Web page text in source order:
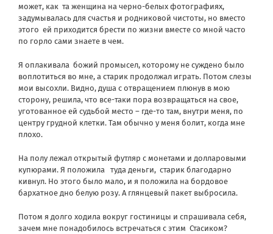
может, как та женщина на черно-белых фотографиях,
задумывалась для счастья и родниковой чистоты, но вместо
этого ей приходится брести по жизни вместе со мной часто
по горло сами знаете в чем.
Я оплакивала божий промысел, которому не суждено было
воплотиться во мне, а старик продолжал играть. Потом слезы
мои высохли. Видно, душа с отвращением плюнув в мою
сторону, решила, что все-таки пора возвращаться на свое,
уготованное ей судьбой место – где-то там, внутри меня, по
центру грудной клетки. Там обычно у меня болит, когда мне
плохо.
На полу лежал открытый футляр с монетами и долларовыми
купюрами. Я положила
туда деньги, старик благодарно
кивнул. Но этого было мало, и я положила на бордовое
бархатное дно белую розу. А глянцевый пакет выбросила.
Потом я долго ходила вокруг гостиницы и спрашивала себя,
зачем мне понадобилось встречаться с этим Стасиком?